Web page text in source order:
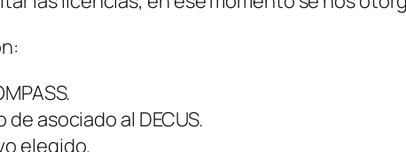
asociado al DECUS.
elegido.